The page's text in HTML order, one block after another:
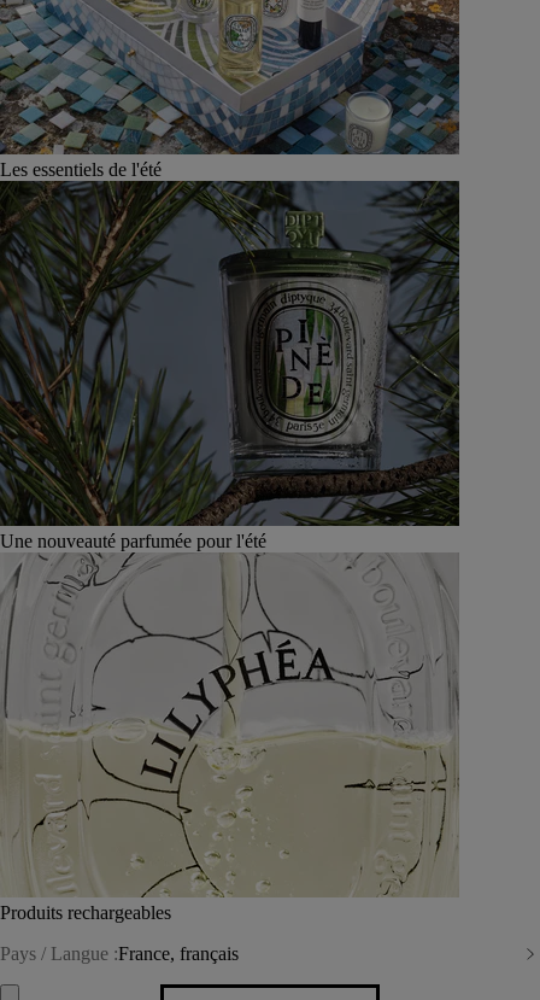
Les essentiels de l'été
Une nouveauté parfumée pour l'été
Produits rechargeables
Pays / Langue :France, français